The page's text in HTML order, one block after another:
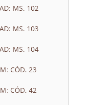
MS. 102
MS. 103
MS. 104
CÓD. 23
CÓD. 42